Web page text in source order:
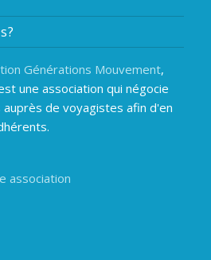
Générations Mouvement,
une association qui négocie
de voyagistes afin d'en
association